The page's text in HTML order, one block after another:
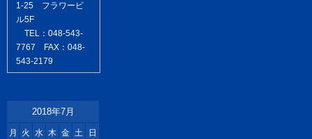
1-25 フラワービ
ル5F
TEL：048-543-
7767 FAX：048-
543-2179
2018年7月
月 火 水 木 金 土 日